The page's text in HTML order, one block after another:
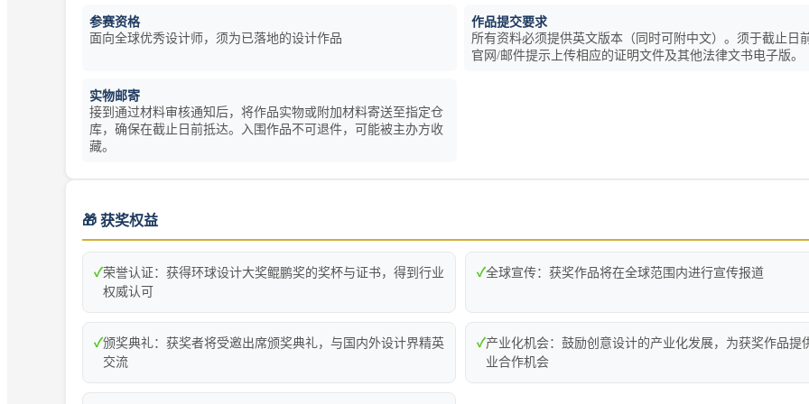
参赛资格
面向全球优秀设计师，须为已落地的设计作品
作品提交要求
所有资料必须提供英文版本（同时可附中文）。须于截止日
官网/邮件提示上传相应的证明文件及其他法律文书电子版。
实物邮寄
接到通过材料审核通知后，将作品实物或附加材料寄送至指定仓
库，确保在截止日前抵达。入围作品不可退件，可能被主办方收
藏。
🎁 获奖权益
✓荣誉认证：获得环球设计大奖鲲鹏奖的奖杯与证书，得到行业
权威认可
✓全球宣传：获奖作品将在全球范围内进行宣传报道
✓颁奖典礼：获奖者将受邀出席颁奖典礼，与国内外设计界精英
交流
✓产业化机会：鼓励创意设计的产业化发展，为获奖作品提
业合作机会